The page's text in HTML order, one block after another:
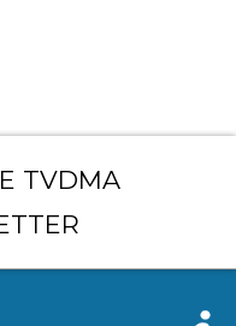
TVDMA